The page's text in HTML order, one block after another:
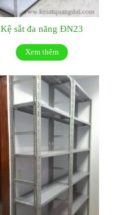
Kệ sắt đa năng ĐN23
Xem thêm